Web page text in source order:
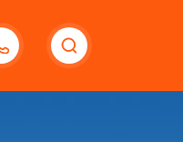
18123966210